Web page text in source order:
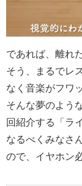
であれば、離れ
そう、まるでレ
なく音楽がフワ
そんな夢のよう
回紹介する「ラ
なるべくみなさ
ので、イヤホン